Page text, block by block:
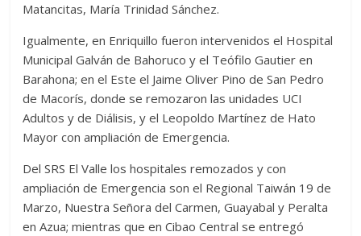
Matancitas, María Trinidad Sánchez.
Igualmente, en Enriquillo fueron intervenidos el Hospital
Municipal Galván de Bahoruco y el Teófilo Gautier en
Barahona; en el Este el Jaime Oliver Pino de San Pedro
de Macorís, donde se remozaron las unidades UCI
Adultos y de Diálisis, y el Leopoldo Martínez de Hato
Mayor con ampliación de Emergencia.
Del SRS El Valle los hospitales remozados y con
ampliación de Emergencia son el Regional Taiwán 19 de
Marzo, Nuestra Señora del Carmen, Guayabal y Peralta
en Azua; mientras que en Cibao Central se entregó